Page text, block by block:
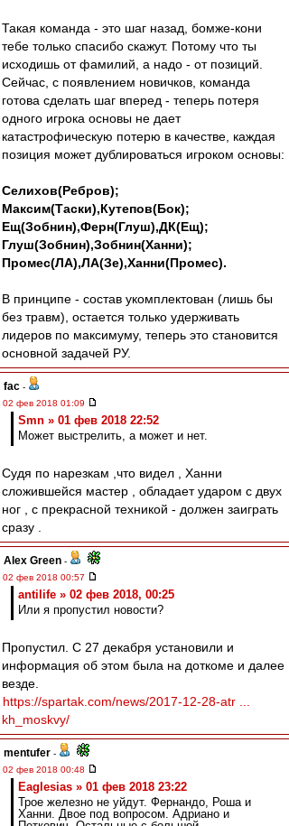
Такая команда - это шаг назад, бомже-кони
тебе только спасибо скажут. Потому что ты
исходишь от фамилий, а надо - от позиций.
Сейчас, с появлением новичков, команда
готова сделать шаг вперед - теперь потеря
одного игрока основы не дает
катастрофическую потерю в качестве, каждая
позиция может дублироваться игроком основы:
Селихов(Ребров);
Максим(Таски),Кутепов(Бок);
Ещ(Зобнин),Ферн(Глуш),ДК(Ещ);
Глуш(Зобнин),Зобнин(Ханни);
Промес(ЛА),ЛА(Зе),Ханни(Промес).
В принципе - состав укомплектован (лишь бы
без травм), остается только удерживать
лидеров по максимуму, теперь это становится
основной задачей РУ.
fac -
02 фев 2018 01:09
Smn » 01 фев 2018 22:52
Может выстрелить, а может и нет.
Судя по нарезкам ,что видел , Ханни
сложившейся мастер , обладает ударом с двух
ног , с прекрасной техникой - должен заиграть
сразу .
Alex Green -
02 фев 2018 00:57
antilife » 02 фев 2018, 00:25
Или я пропустил новости?
Пропустил. С 27 декабря установили и
информация об этом была на доткоме и далее
везде.
https://spartak.com/news/2017-12-28-atr ...
kh_moskvy/
mentufer -
02 фев 2018 00:48
Eaglesias » 01 фев 2018 23:22
Трое железно не уйдут. Фернандо, Роша и
Ханни. Двое под вопросом. Адриано и